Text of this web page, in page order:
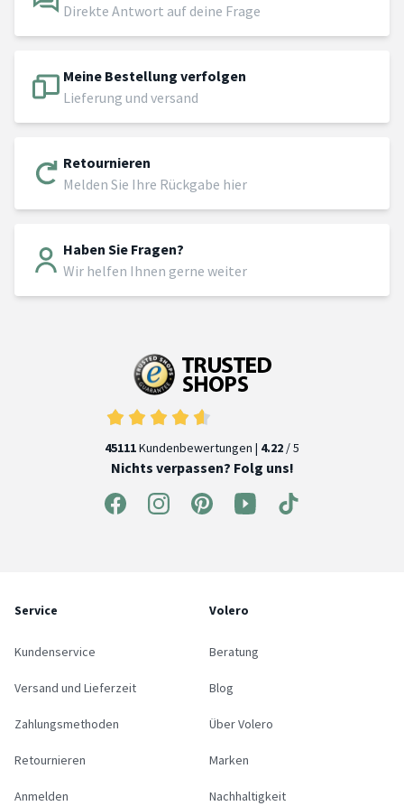
Direkte Antwort auf deine Frage
Meine Bestellung verfolgen
Lieferung und versand
Retournieren
Melden Sie Ihre Rückgabe hier
Haben Sie Fragen?
Wir helfen Ihnen gerne weiter
45111Kundenbewertungen | 4.22 / 5
Nichts verpassen? Folg uns!
Service
Kundenservice
Versand und Lieferzeit
Zahlungsmethoden
Retournieren
Anmelden
Volero
Beratung
Blog
Über Volero
Marken
Nachhaltigkeit